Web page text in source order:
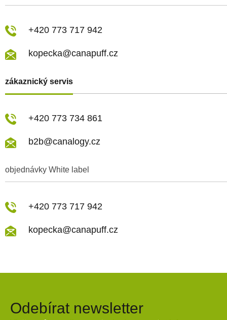
zákaznický servis
objednávky White label
+420 773 717 942
kopecka@canapuff.cz
+420 773 734 861
b2b@canalogy.cz
+420 773 717 942
kopecka@canapuff.cz
Odebírat newsletter